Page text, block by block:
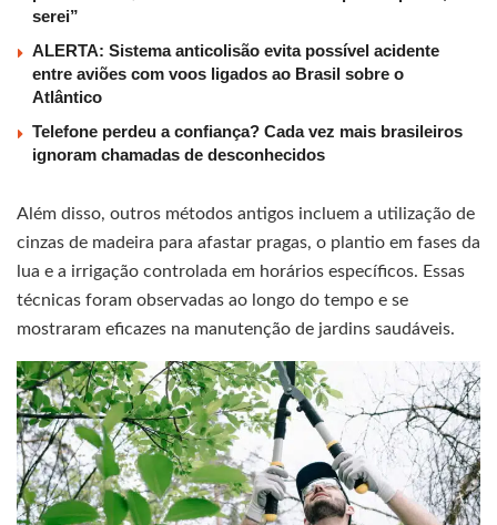
serei”
ALERTA: Sistema anticolisão evita possível acidente
entre aviões com voos ligados ao Brasil sobre o
Atlântico
Telefone perdeu a confiança? Cada vez mais brasileiros
ignoram chamadas de desconhecidos
Além disso, outros métodos antigos incluem a utilização de
cinzas de madeira para afastar pragas, o plantio em fases da
lua e a irrigação controlada em horários específicos. Essas
técnicas foram observadas ao longo do tempo e se
mostraram eficazes na manutenção de jardins saudáveis.